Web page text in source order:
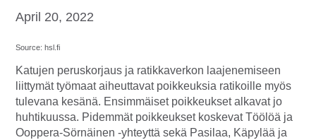
April 20, 2022
Source: hsl.fi
Katujen peruskorjaus ja ratikkaverkon laajenemiseen
liittymät työmaat aiheuttavat poikkeuksia ratikoille myös
tulevana kesänä. Ensimmäiset poikkeukset alkavat jo
huhtikuussa. Pidemmät poikkeukset koskevat Töölöä ja
Ooppera-Sörnäinen -yhteyttä sekä Pasilaa, Käpylää ja